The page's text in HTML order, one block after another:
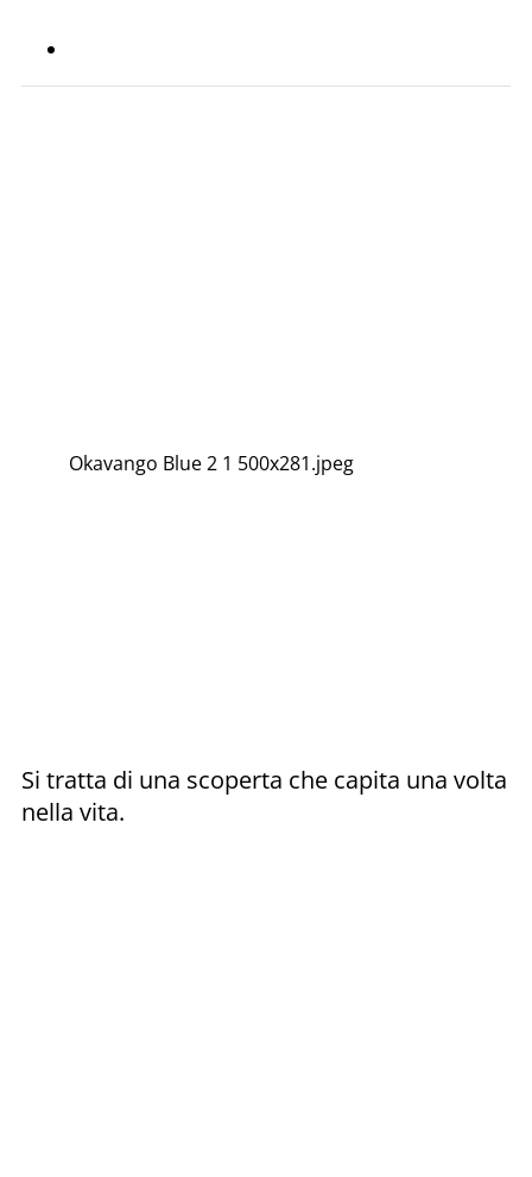
Okavango Blue 2 1 500x281.jpeg
Si tratta di una scoperta che capita una volta
nella vita.